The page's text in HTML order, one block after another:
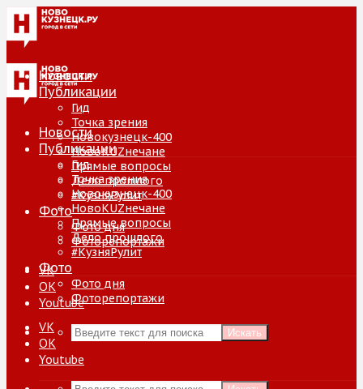
Новости
Публикации
Гид
Точка зрения
Новокузнецк-400
НовоKUZнечане
Прямые вопросы
Дело прошлого
#КузняРулит
Фото
Фото дня
Фоторепортажи
VK
ОК
Youtube
Искать
Новости
Публикации
Гид
Точка зрения
Новокузнецк-400
НовоKUZнечане
Прямые вопросы
Дело прошлого
#КузняРулит
Фото
Фото дня
Фоторепортажи
VK
ОК
Youtube